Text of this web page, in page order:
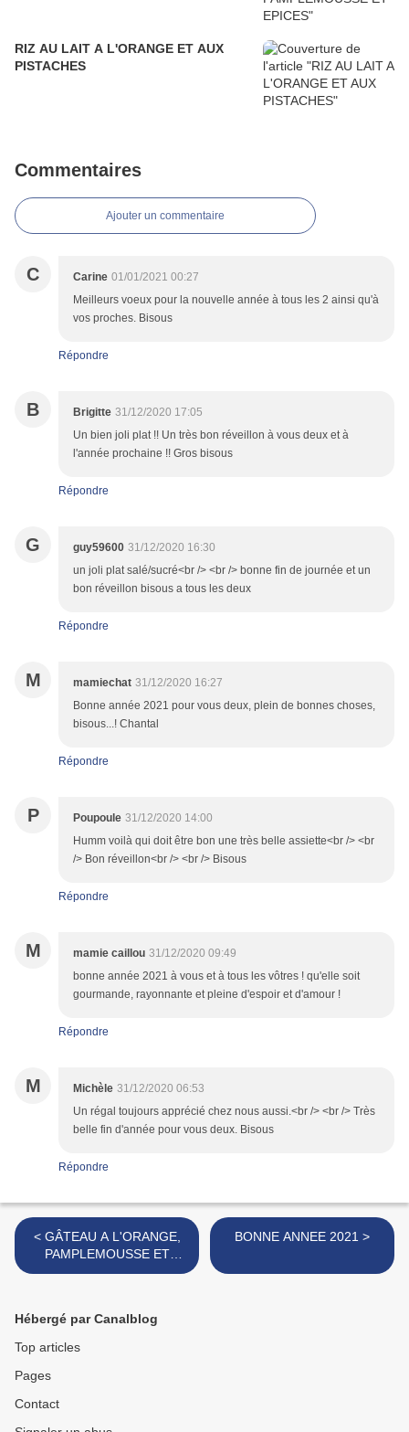
RIZ AU LAIT A L'ORANGE ET AUX
PISTACHES
Commentaires
Ajouter un commentaire
C Carine 01/01/2021 00:27
Meilleurs voeux pour la nouvelle année à tous les 2 ainsi qu'à
vos proches. Bisous
Répondre
B Brigitte 31/12/2020 17:05
Un bien joli plat !! Un très bon réveillon à vous deux et à
l'année prochaine !! Gros bisous
Répondre
G guy59600 31/12/2020 16:30
un joli plat salé/sucré<br /> <br /> bonne fin de journée et un
bon réveillon bisous a tous les deux
Répondre
M mamiechat 31/12/2020 16:27
Bonne année 2021 pour vous deux, plein de bonnes choses,
bisous...! Chantal
Répondre
P Poupoule 31/12/2020 14:00
Humm voilà qui doit être bon une très belle assiette<br /> <br
/> Bon réveillon<br /> <br /> Bisous
Répondre
M mamie caillou 31/12/2020 09:49
bonne année 2021 à vous et à tous les vôtres ! qu'elle soit
gourmande, rayonnante et pleine d'espoir et d'amour !
Répondre
M Michèle 31/12/2020 06:53
Un régal toujours apprécié chez nous aussi.<br /> <br /> Très
belle fin d'année pour vous deux. Bisous
Répondre
< GÂTEAU A L'ORANGE,
PAMPLEMOUSSE ET
EPICES
BONNE ANNEE 2021 >
Hébergé par Canalblog
Top articles
Pages
Contact